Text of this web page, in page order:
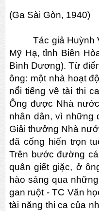
(Ga Sài Gòn, 1940)
Tác giả Huỳnh
Mỹ Hạ, tỉnh Biên
Bình Dương). Từ
ông: một nhà hoạt
nổi tiếng về tài thi
Ông được Nhà
nhân dân, vì những
Giải thưởng Nhà
đã cống hiến trọn
Trên bước đường
quân giết giặc, ở
hào sảng qua
gan ruột - TC Văn
tài năng thi ca của